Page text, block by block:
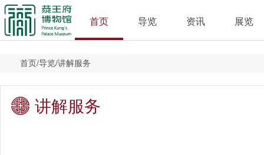
首页 导览 资讯 展览
首页/导览/讲解服务
讲解服务